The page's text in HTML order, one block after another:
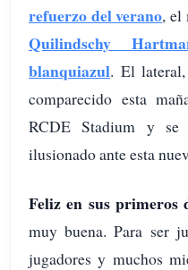
refuerzo del verano, el
Quilindschy
blanquiazul. El
comparecido esta
RCDE Stadium y
ilusionado ante esta
Feliz en sus primeros
muy buena. Para ser
jugadores y muchos